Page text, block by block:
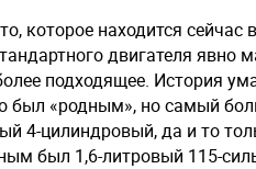
которое находится
двигателя явно
подходящее. История
был «родным», но самый
4-цилиндровый, да и то
был 1,6-литровый 115-